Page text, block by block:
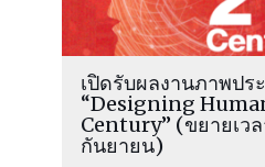
เปิดรับผลงานภาพปร
“Designing
Century” (ขยายเว
กันยายน)